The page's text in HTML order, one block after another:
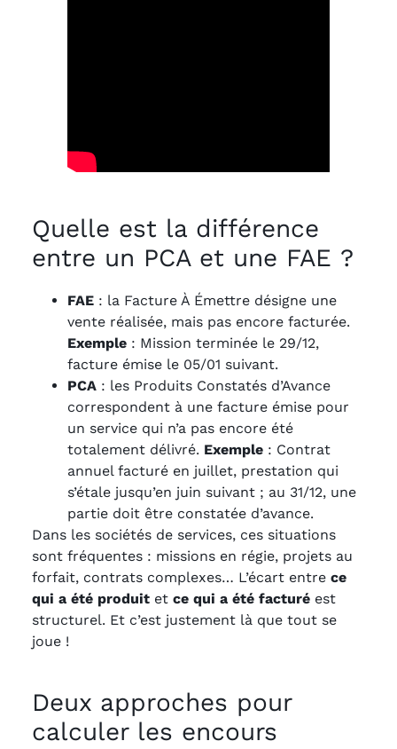
Quelle est la différence
entre un PCA et une FAE ?
FAE : la Facture À Émettre désigne une
vente réalisée, mais pas encore facturée.
Exemple : Mission terminée le 29/12,
facture émise le 05/01 suivant.
PCA : les Produits Constatés d’Avance
correspondent à une facture émise pour
un service qui n’a pas encore été
totalement délivré. Exemple : Contrat
annuel facturé en juillet, prestation qui
s’étale jusqu’en juin suivant ; au 31/12, une
partie doit être constatée d’avance.
Dans les sociétés de services, ces situations
sont fréquentes : missions en régie, projets au
forfait, contrats complexes… L’écart entre ce
qui a été produit et ce qui a été facturé est
structurel. Et c’est justement là que tout se
joue !
Deux approches pour
calculer les encours